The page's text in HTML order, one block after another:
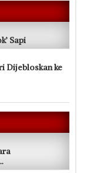
Sapi
Dijebloskan ke